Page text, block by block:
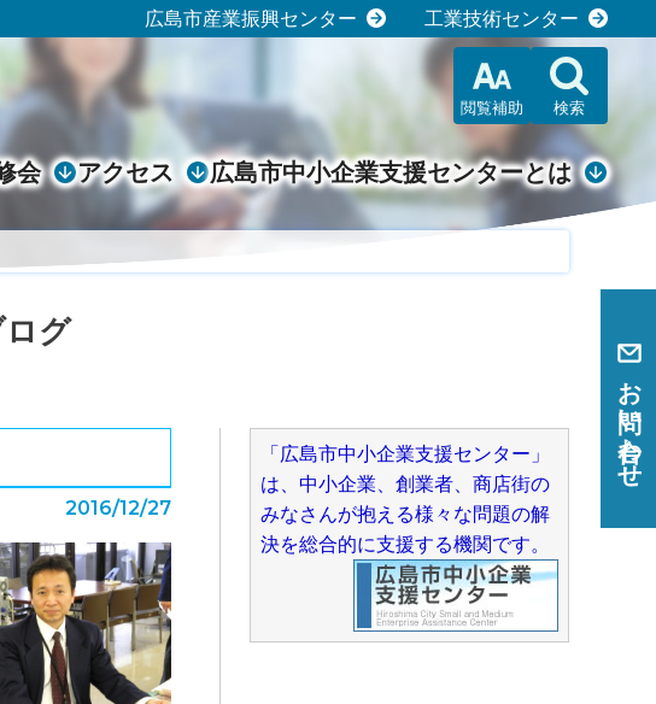
広島市産業振興センター
工業技術センター
閲覧補助 検索
会 アクセス 広島市中小企業支援センターとは
お問い合わせ
グ
2016/12/27
「広島市中小企業支援センター」
は、中小企業、創業者、商店街の
みなさんが抱える様々な問題の解
決を総合的に支援する機関です。